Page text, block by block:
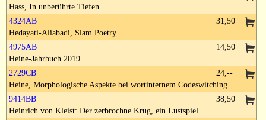
Hass, In unberührte Tiefen.
4324AB
Hedayati-Aliabadi, Slam Poetry.
31,50
4975AB
Heine-Jahrbuch 2019.
14,50
2729CB
Heine, Morphologische Aspekte bei wortinternem Codeswitching.
24,--
9414BB
Heinrich von Kleist: Der zerbrochne Krug, ein Lustspiel.
38,50